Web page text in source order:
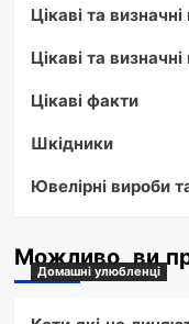
Цікаві та
Цікаві та визначні
Цікаві факти
Шкідники
Ювелірні вироби
Можливо, ви
Домашні улюбленці